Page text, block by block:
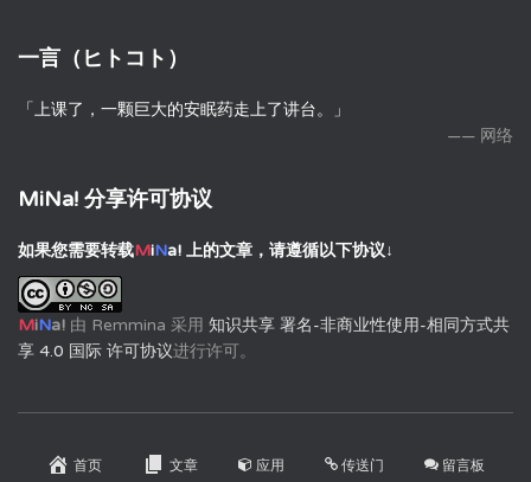
一言（ヒトコト）
「上课了，一颗巨大的安眠药走上了讲台。」
—— 网络
MiNa! 分享许可协议
如果您需要转载MiNa! 上的文章，请遵循以下协议↓
MiNa! 由 Remmina 采用 知识共享 署名-非商业性使用-相同方式共
享 4.0 国际 许可协议进行许可。
首页 文章 应用 传送门 留言板